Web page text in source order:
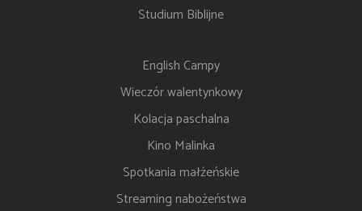
Studium Biblijne
English Campy
Wieczór walentynkowy
Kolacja paschalna
Kino Malinka
Spotkania małżeńskie
Streaming nabożeństwa